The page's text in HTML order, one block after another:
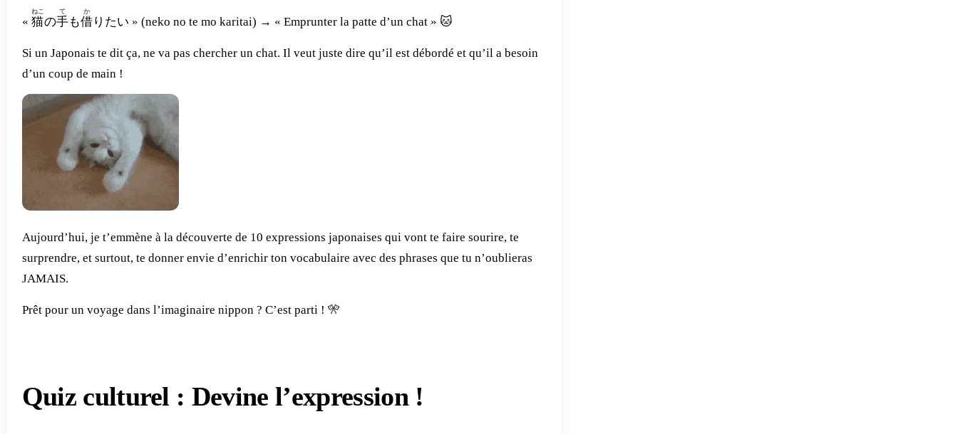
« 猫
ねこ
の手
て
も借
か
りたい » (neko no te mo karitai) → « Emprunter la patte d’un chat » 🐱
Si un Japonais te dit ça, ne va pas chercher un chat. Il veut juste dire qu’il est débordé et qu’il a besoin
d’un coup de main !
Aujourd’hui, je t’emmène à la découverte de 10 expressions japonaises qui vont te faire sourire, te
surprendre, et surtout, te donner envie d’enrichir ton vocabulaire avec des phrases que tu n’oublieras
JAMAIS.
Prêt pour un voyage dans l’imaginaire nippon ? C’est parti ! 🎌
Quiz culturel : Devine l’expression !